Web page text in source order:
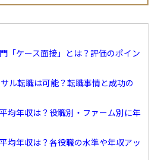
「ケース面接」とは？評価のポイン
ル転職は可能？転職事情と成功の
均年収は？役職別・ファーム別に年
均年収は？各役職の水準や年収アッ